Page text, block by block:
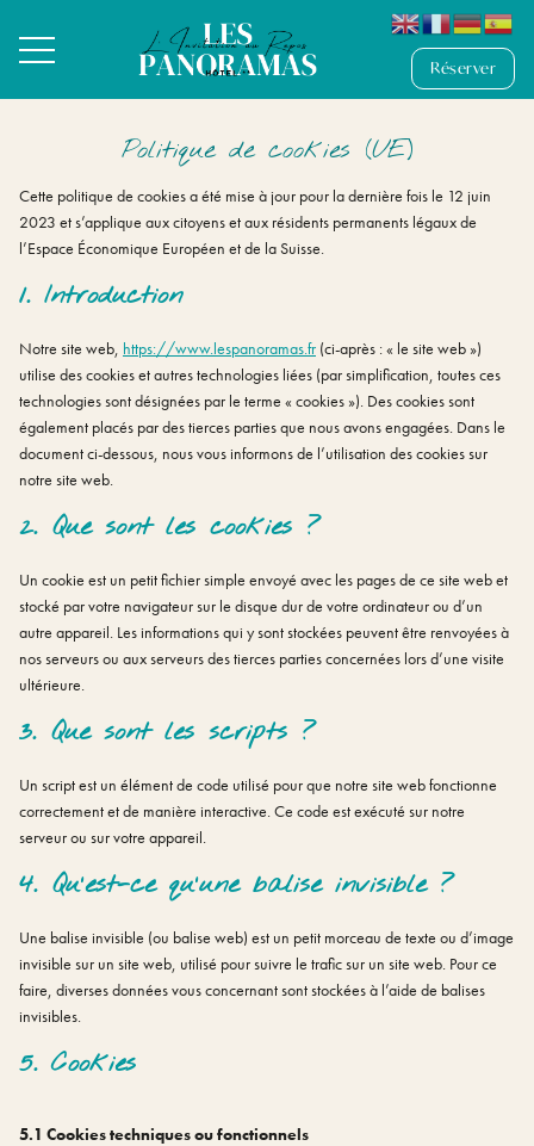
Réserver
Politique de cookies (UE)
Cette politique de cookies a été mise à jour pour la dernière fois le 12 juin
2023 et s’applique aux citoyens et aux résidents permanents légaux de
l’Espace Économique Européen et de la Suisse.
1. Introduction
Notre site web, https://www.lespanoramas.fr (ci-après : « le site web »)
utilise des cookies et autres technologies liées (par simplification, toutes ces
technologies sont désignées par le terme « cookies »). Des cookies sont
également placés par des tierces parties que nous avons engagées. Dans le
document ci-dessous, nous vous informons de l’utilisation des cookies sur
notre site web.
2. Que sont les cookies ?
Un cookie est un petit fichier simple envoyé avec les pages de ce site web et
stocké par votre navigateur sur le disque dur de votre ordinateur ou d’un
autre appareil. Les informations qui y sont stockées peuvent être renvoyées à
nos serveurs ou aux serveurs des tierces parties concernées lors d’une visite
ultérieure.
3. Que sont les scripts ?
Un script est un élément de code utilisé pour que notre site web fonctionne
correctement et de manière interactive. Ce code est exécuté sur notre
serveur ou sur votre appareil.
4. Qu’est-ce qu’une balise invisible ?
Une balise invisible (ou balise web) est un petit morceau de texte ou d’image
invisible sur un site web, utilisé pour suivre le trafic sur un site web. Pour ce
faire, diverses données vous concernant sont stockées à l’aide de balises
invisibles.
5. Cookies
5.1 Cookies techniques ou fonctionnels